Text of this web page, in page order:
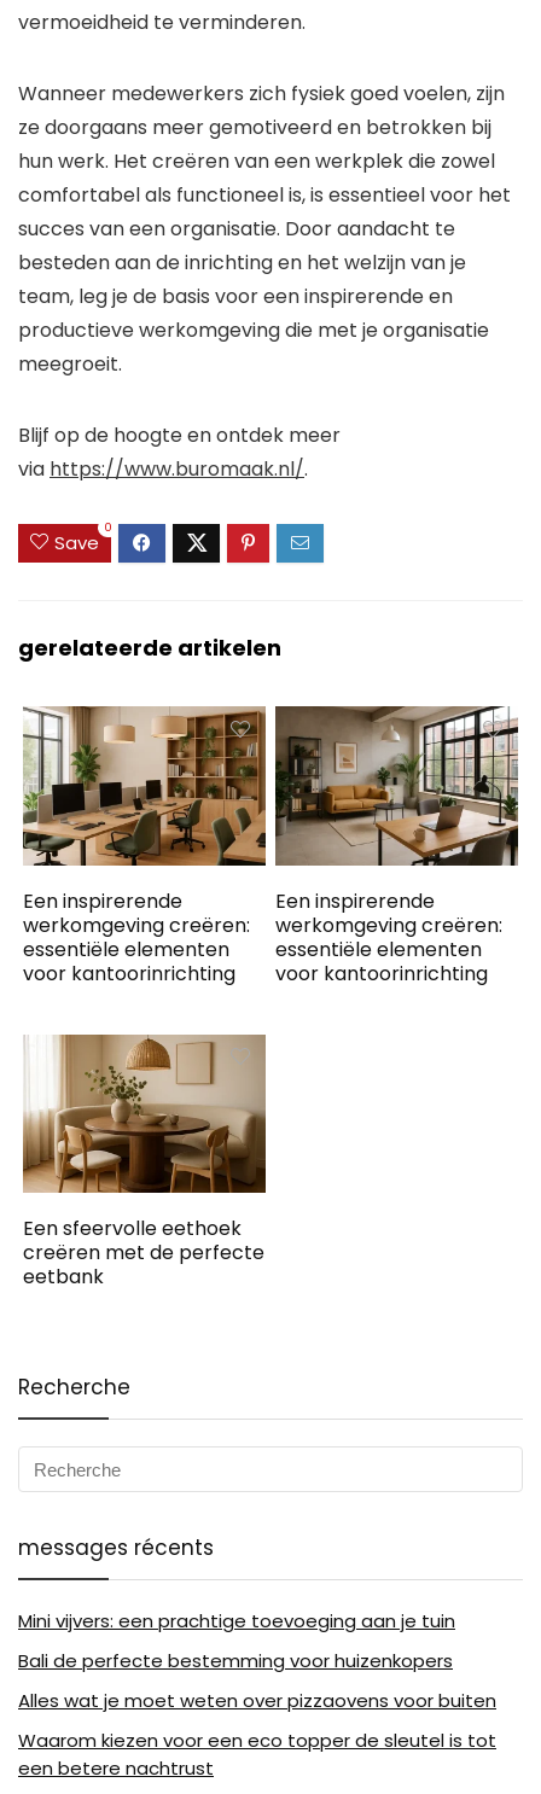
vermoeidheid te verminderen.
Wanneer medewerkers zich fysiek goed voelen, zijn
ze doorgaans meer gemotiveerd en betrokken bij
hun werk. Het creëren van een werkplek die zowel
comfortabel als functioneel is, is essentieel voor het
succes van een organisatie. Door aandacht te
besteden aan de inrichting en het welzijn van je
team, leg je de basis voor een inspirerende en
productieve werkomgeving die met je organisatie
meegroeit.
Blijf op de hoogte en ontdek meer
via https://www.buromaak.nl/.
Save
0
gerelateerde artikelen
Een inspirerende
werkomgeving creëren:
essentiële elementen
voor kantoorinrichting
Een inspirerende
werkomgeving creëren:
essentiële elementen
voor kantoorinrichting
Een sfeervolle eethoek
creëren met de perfecte
eetbank
Recherche
messages récents
Mini vijvers: een prachtige toevoeging aan je tuin
Bali de perfecte bestemming voor huizenkopers
Alles wat je moet weten over pizzaovens voor buiten
Waarom kiezen voor een eco topper de sleutel is tot
een betere nachtrust